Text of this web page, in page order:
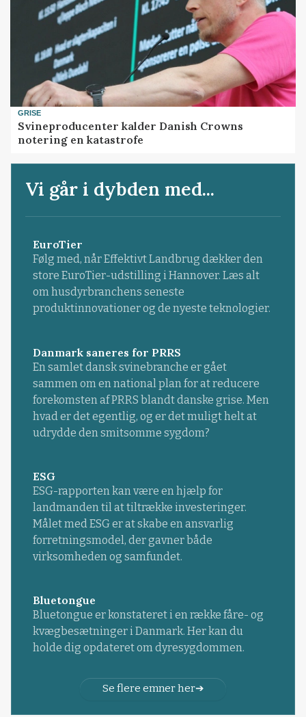
GRISE
Svineproducenter kalder Danish Crowns
notering en katastrofe
Vi går i dybden med...
EuroTier
Følg med, når Effektivt Landbrug dækker den
store EuroTier-udstilling i Hannover. Læs alt
om husdyrbranchens seneste
produktinnovationer og de nyeste teknologier.
Danmark saneres for PRRS
En samlet dansk svinebranche er gået
sammen om en national plan for at reducere
forekomsten af PRRS blandt danske grise. Men
hvad er det egentlig, og er det muligt helt at
udrydde den smitsomme sygdom?
ESG
ESG-rapporten kan være en hjælp for
landmanden til at tiltrække investeringer.
Målet med ESG er at skabe en ansvarlig
forretningsmodel, der gavner både
virksomheden og samfundet.
Bluetongue
Bluetongue er konstateret i en række fåre- og
kvægbesætninger i Danmark. Her kan du
holde dig opdateret om dyresygdommen.
Se flere emner her